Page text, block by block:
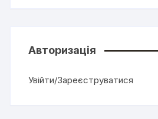
Авторизація
Увійти/Зареєструватися